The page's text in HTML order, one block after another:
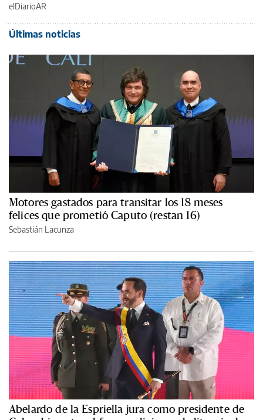
elDiarioAR
Últimas noticias
Motores gastados para transitar los 18 meses
felices que prometió Caputo (restan 16)
Sebastián Lacunza
Abelardo de la Espriella jura como presidente de